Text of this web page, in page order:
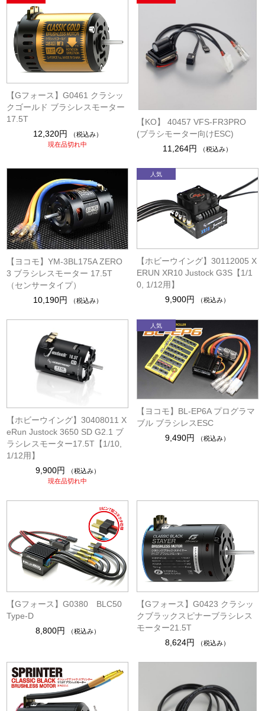
【Gフォース】G0461 クラシッ
クゴールド ブラシレスモーター
17.5T
12,320円
（税込み）
現在品切れ中
【KO】 40457 VFS-FR3PRO
(ブラシモーター向けESC)
11,264円
（税込み）
【ヨコモ】YM-3BL175A ZERO
3 ブラシレスモーター 17.5T
（センサータイプ）
10,190円
（税込み）
【ホビーウイング】30112005 X
ERUN XR10 Justock G3S【1/1
0, 1/12用】
9,900円
（税込み）
【ホビーウイング】30408011 X
eRun Justock 3650 SD G2.1 ブ
ラシレスモーター17.5T【1/10,
1/12用】
9,900円
（税込み）
現在品切れ中
【ヨコモ】BL-EP6A プログラマ
ブル ブラシレスESC
9,490円
（税込み）
【Gフォース】G0380 BLC50
Type-D
8,800円
（税込み）
【Gフォース】G0423 クラシッ
クブラックスピナーブラシレス
モーター21.5T
8,624円
（税込み）